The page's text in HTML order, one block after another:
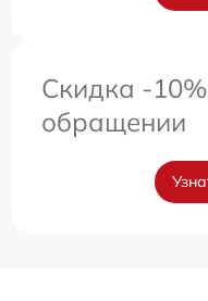
Скидка -
обращении